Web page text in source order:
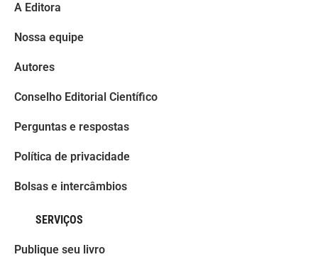
A Editora
Nossa equipe
Autores
Conselho Editorial Científico
Perguntas e respostas
Política de privacidade
Bolsas e intercâmbios
SERVIÇOS
Publique seu livro